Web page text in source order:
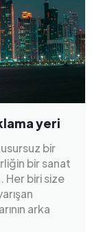
yeri
bir
bir sanat
Her biri size
arka